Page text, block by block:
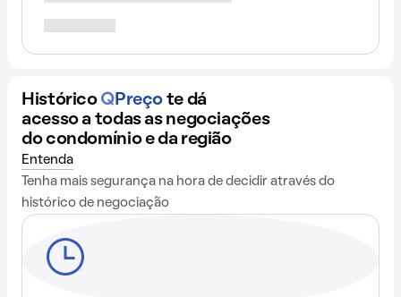
Histórico QPreço te dá
acesso a todas as negociações
do condomínio e da região
Entenda
Tenha mais segurança na hora de decidir através do
histórico de negociação